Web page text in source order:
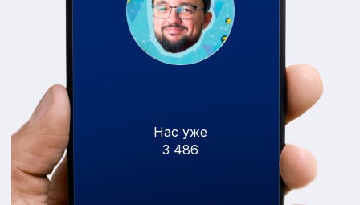
Нас уже
3 486